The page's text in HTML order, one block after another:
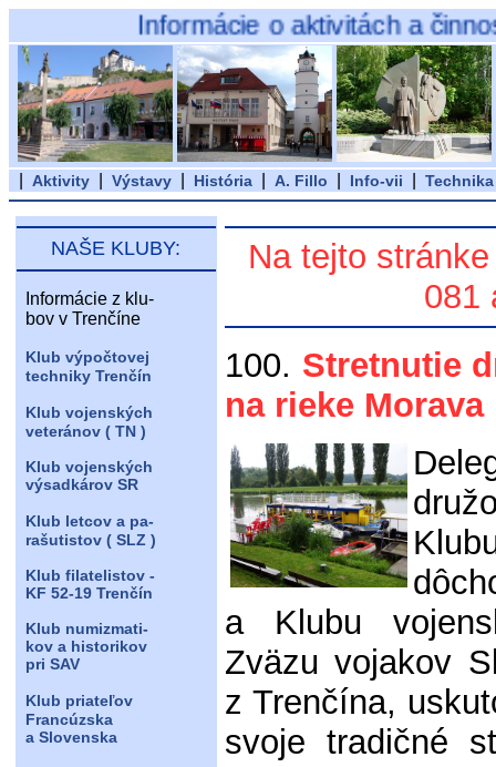
Informácie o aktivitách a činnosti
Aktivity Výstavy História A. Fillo Info-vii Technika
NAŠE KLUBY:
Informácie z klu-
bov v Trenčíne
Klub výpočtovej
techniky Trenčín
Klub vojenských
veteránov ( TN )
Klub vojenských
výsadkárov SR
Klub letcov a pa-
rašutistov ( SLZ )
Klub filatelistov -
KF 52-19 Trenčín
Klub numizmati-
kov a historikov
pri SAV
Klub priateľov
Francúzska
a Slovenska
Na tejto
081
100. Stretnutie
na rieke Morava
a Klubu
Zväzu vojakov
z Trenčína,
svoje tradičné